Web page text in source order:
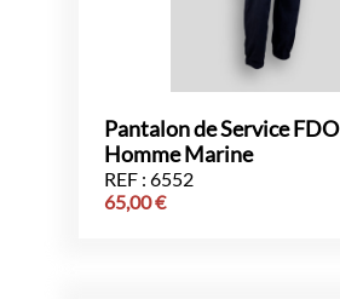
Pantalon de Service FDO
Homme Marine
REF : 6552
65,00€